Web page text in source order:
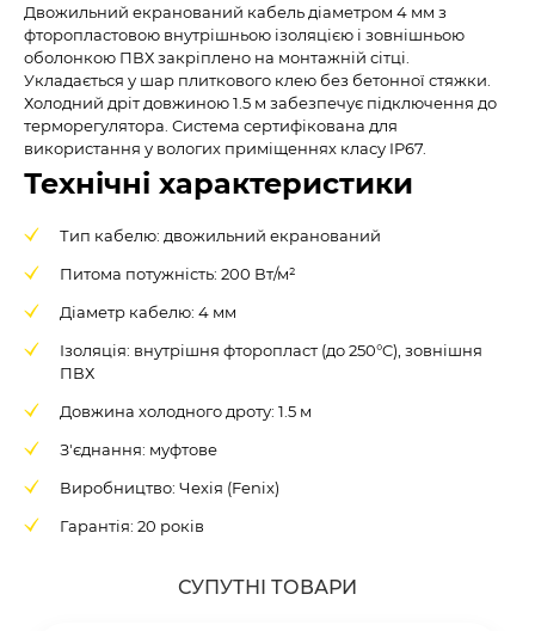
Двожильний екранований кабель діаметром 4 мм з
фторопластовою внутрішньою ізоляцією і зовнішньою
оболонкою ПВХ закріплено на монтажній сітці.
Укладається у шар плиткового клею без бетонної стяжки.
Холодний дріт довжиною 1.5 м забезпечує підключення до
терморегулятора. Система сертифікована для
використання у вологих приміщеннях класу IP67.
Технічні характеристики
Тип кабелю: двожильний екранований
Питома потужність: 200 Вт/м²
Діаметр кабелю: 4 мм
Ізоляція: внутрішня фторопласт (до 250°C), зовнішня
ПВХ
Довжина холодного дроту: 1.5 м
З'єднання: муфтове
Виробництво: Чехія (Fenix)
Гарантія: 20 років
СУПУТНІ ТОВАРИ